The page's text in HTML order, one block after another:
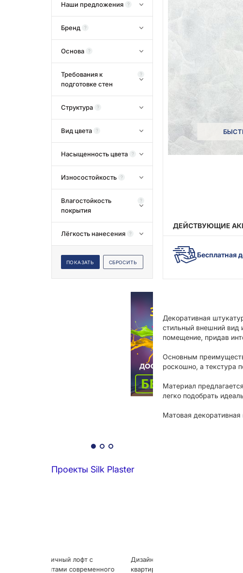
Наши предложения ?
Бренд ?
Основа ?
Требования к
подготовке стен
?
Структура ?
Вид цвета ?
Насыщенность цвета ?
Износостойкость ?
Влагостойкость
покрытия
?
Лёгкость нанесения ?
Проекты Silk Plaster
ДЕЙСТВУЮЩИЕ
Бесплатная
Декоративная
стильный внешний вид
помещение, придав
Основным
роскошно, а текстура
Материал
легко подобрать
Матовая